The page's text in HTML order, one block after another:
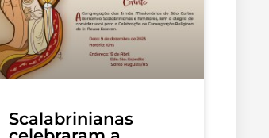
Scalabrinianas